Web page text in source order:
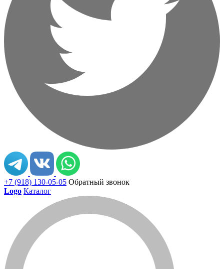
+7 (918) 130-05-05 Обратный звонок
Logo Каталог